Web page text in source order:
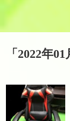
「 2022年01